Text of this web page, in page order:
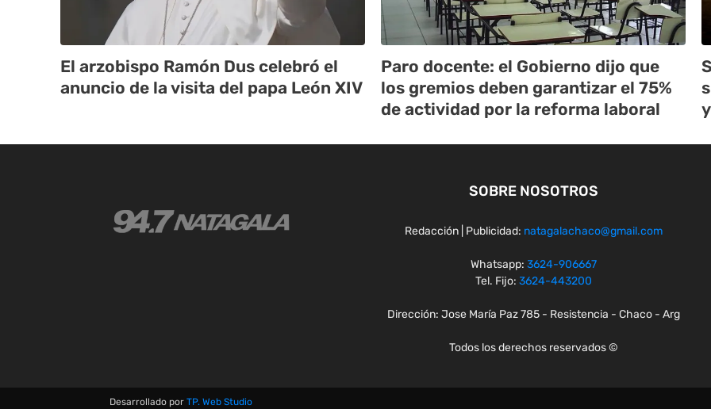
El arzobispo Ramón Dus celebró el
anuncio de la visita del papa León XIV
Paro docente: el Gobierno dijo que
los gremios deben garantizar el 75%
de actividad por la reforma laboral
SOBRE NOSOTROS
Redacción | Publicidad: natagalachaco@gmail.com
Whatsapp: 3624-906667
Tel. Fijo: 3624-443200
Dirección: Jose María Paz 785 - Resistencia - Chaco - Arg
Todos los derechos reservados ©
Desarrollado por TP. Web Studio